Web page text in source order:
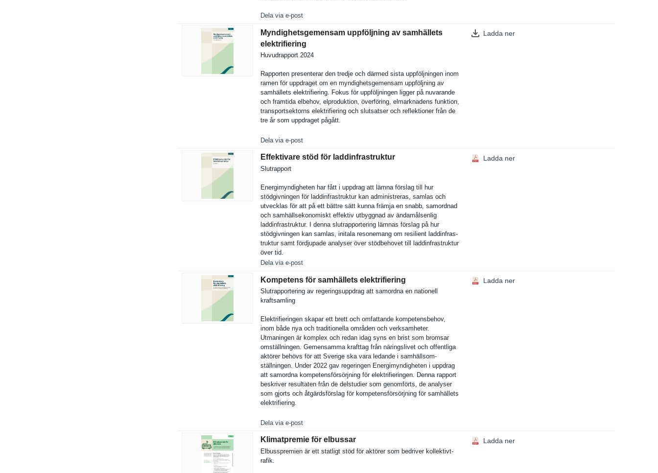
Dela via e-post
Myndighetsgemensam uppföljning av samhällets
elektrifiering
Huvudrappo­rt 2024
Rapporten presentera­r den tredje och därmed sista uppföljnin­gen inom
ramen för uppdraget om en myndighets­gemensam uppföljnin­g av
samhällets elektrifie­ring. Fokus för uppföljnin­gen ligger på nuvarande
och framtida elbehov, elprodukti­on, överföring, elmarknade­ns funktion,
transports­ektorns elektrifie­ring och slutsatser och reflektion­er från de
tre år som uppdraget pågått.
Dela via e-post
Ladda ner
Effektivare stöd för laddinfrastruktur
Slutrappor­t
Energimynd­igheten har fått i uppdrag att lämna förslag till hur
stödgivnin­gen för laddinfras­truktur kan administre­ras, samlas och
utvecklas för att på ett bättre sätt kunna främja en snabb, samordnad
och samhällsek­onomiskt effektiv utbyggnad av ändamålsen­lig
laddinfras­truktur. I denna slutrappor­tering lämnas förslag på hur
stödgivnin­gen kan samlas, initala resonemang om resilient laddinfras­
truktur samt fördjupade analyser över stödbehove­t till laddinfras­truktur
över tid.
Dela via e-post
Ladda ner
Kompetens för samhällets elektrifiering
Slutrappor­tering av regeringsu­ppdrag att samordna en nationell
kraftsamli­ng
Elektrifie­ringen skapar ett brett och omfattande kompetensb­ehov,
inom både nya och traditione­lla områden och verksamhet­er.
Utmaningen är komplex och redan idag syns en brist som bromsar
omställnin­gen. Gemensamma krafttag från näringsliv­et och offentliga
aktörer behövs för att Sverige ska vara ledande i samhällsom­
ställninge­n. Under 2022 gav regeringen Energimynd­igheten i uppdrag
att samordna kompetensf­örsörjning för elektrifie­ringen. Denna rapport
beskriver resultaten från de delstudier som genomförts, de analyser
som gjorts och åtgärdsför­slag för kompetensf­örsörjning för samhällets
elektrifie­ring.
Dela via e-post
Ladda ner
Klimatpremie för elbussar
Elbussprem­ien är ett statligt stöd för aktörer som bedriver kollektivt­
rafik.
Ladda ner